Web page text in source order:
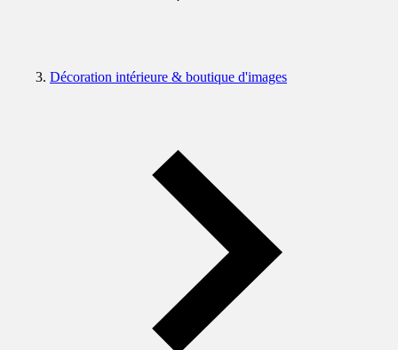
Décoration intérieure & boutique d'images